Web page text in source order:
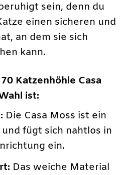
sein, denn du
einen sicheren und
an dem sie sich
kann.
Katzenhöhle Casa
ist:
Die Casa Moss ist ein
fügt sich nahtlos in
ein.
Das weiche Material